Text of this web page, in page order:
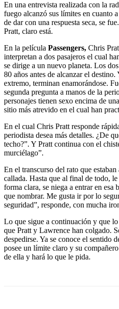
En una entrevista realizada con la
fuego alcanzó sus límites en cuanto
de dar con una respuesta seca, se
Pratt, claro está.
En la película Passengers, Chris
interpretan a dos pasajeros el cual
se dirige a un nuevo planeta. Los
80 años antes de alcanzar el
extremo, terminan enamorándose.
segunda pregunta a manos de la
personajes tienen sexo encima de
sitio más atrevido en el cual han
En el cual Chris Pratt responde
periodista desea más detalles. ¿De
techo?”. Y Pratt continua con el
murciélago”.
En el transcurso del rato que
callada. Hasta que al final de todo,
forma clara, se niega a entrar en
que nombrar. Me gusta ir por lo
seguridad”, responde, con mucha
Lo que sigue a continuación y que lo
que Pratt y Lawrence han colgado.
despedirse. Ya se conoce el sentido
posee un límite claro y su
de ella y hará lo que le pida.